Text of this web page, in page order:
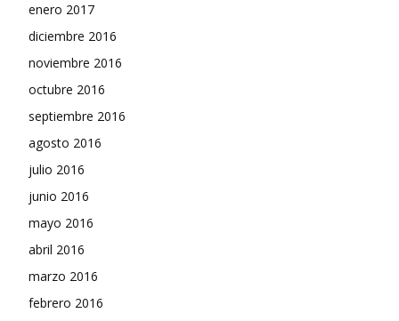
enero 2017
diciembre 2016
noviembre 2016
octubre 2016
septiembre 2016
agosto 2016
julio 2016
junio 2016
mayo 2016
abril 2016
marzo 2016
febrero 2016